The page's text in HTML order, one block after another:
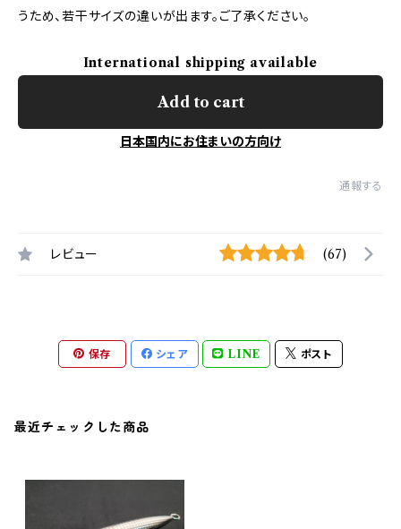
うため、若干サイズの違いが出ます。ご了承ください。
International shipping available
Add to cart
日本国内にお住まいの方向け
通報する
レビュー (67)
保存 シェア LINE ポスト
最近チェックした商品